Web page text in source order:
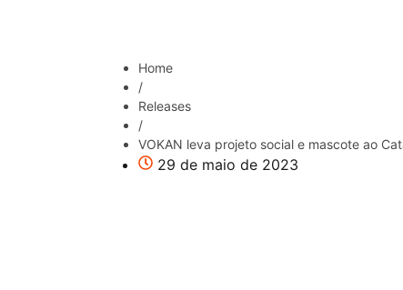
Home
/
Releases
/
VOKAN leva projeto social e mascote ao
29 de maio de 2023